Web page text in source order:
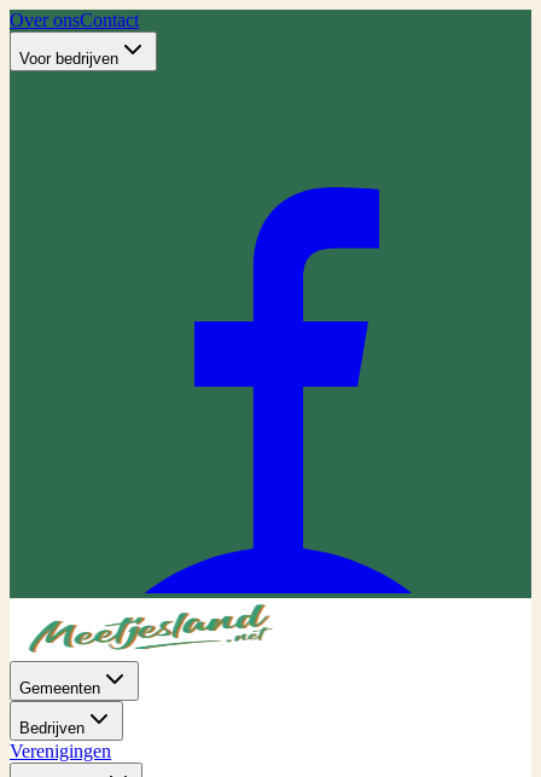
Over onsContact
Voor bedrijven
Gemeenten
Bedrijven
Verenigingen